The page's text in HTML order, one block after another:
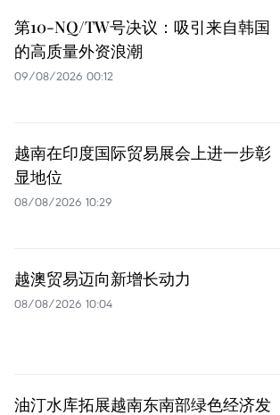
第10-NQ/TW号决议：吸引来自韩国
的高质量外资浪潮
09/08/2026 00:12
越南在印度国际贸易展会上进一步彰
显地位
08/08/2026 10:29
越澳贸易迈向新增长动力
08/08/2026 10:04
油汀水库拓展越南东南部绿色经济发